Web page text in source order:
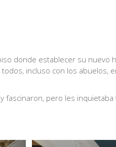
donde establecer su nuevo
incluso con los abuelos,
pero les